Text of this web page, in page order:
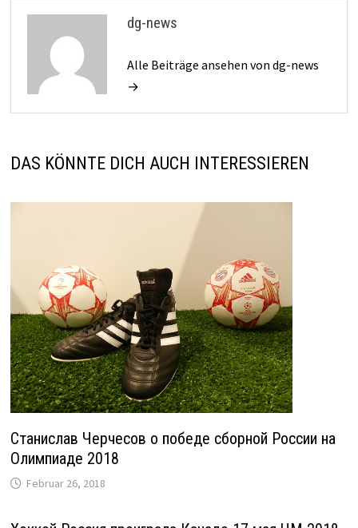
dg-news
Alle Beiträge ansehen von dg-news
→
DAS KÖNNTE DICH AUCH INTERESSIEREN
Станислав Черчесов о победе сборной России на
Олимпиаде 2018
Februar 26, 2018